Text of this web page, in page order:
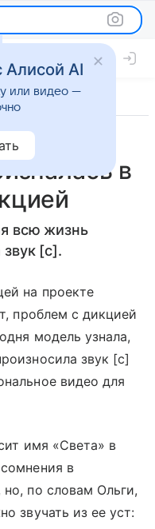
в
всю жизнь
[с].
на проекте
проблем с дикцией
модель узнала,
звук [с]
видео для
имя «Света» в
в
по словам Ольги,
звучать из ее уст:
Алисой AI
или видео —